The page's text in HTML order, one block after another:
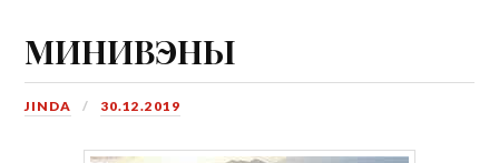
МИНИВЭНЫ
JINDA 30.12.2019